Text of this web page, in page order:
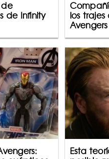
de
de Infinity
los
Esta